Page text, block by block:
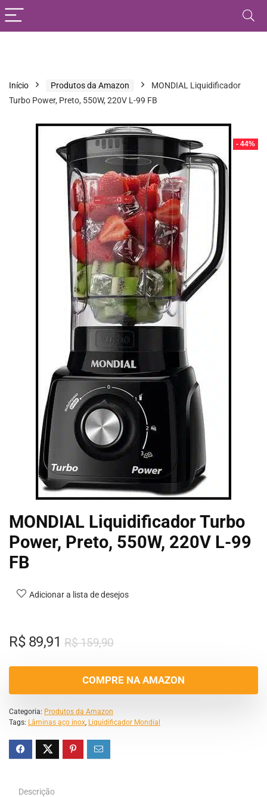
Início Produtos da Amazon
MONDIAL Liquidificador
Turbo Power, Preto, 550W, 220V L-99 FB
- 44%
MONDIAL Liquidificador Turbo
Power, Preto, 550W, 220V L-99
FB
Adicionar a lista de desejos
R$159,90
R$89,91
COMPRE NA AMAZON
Categoria: Produtos da Amazon
Tags: Lâminas aço inox, Liquidificador Mondial
Descrição